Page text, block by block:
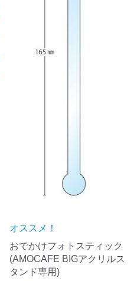
オススメ！
おでかけフォトスティック
(AMOCAFE BIGアクリルス
タンド専用)